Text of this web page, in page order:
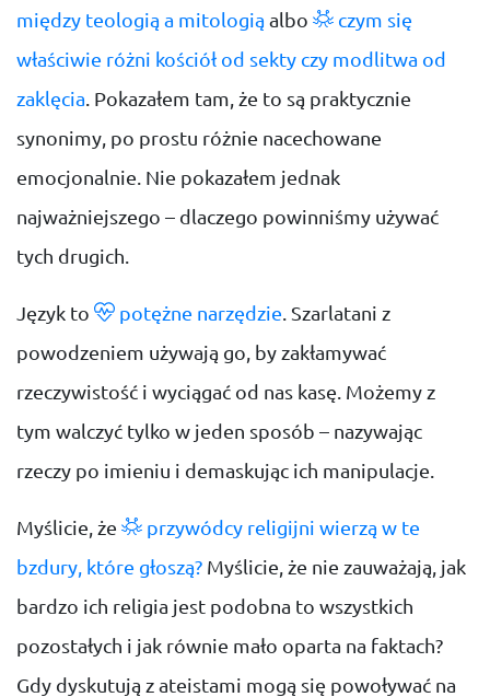
między teologią a mitologią albo
czym się
właściwie różni kościół od sekty czy modlitwa od
zaklęcia . Pokazałem tam, że to są praktycznie
synonimy, po prostu różnie nacechowane
emocjonalnie. Nie pokazałem jednak
najważniejszego – dlaczego powinniśmy używać
tych drugich.
Język to potężne narzędzie . Szarlatani z
powodzeniem używają go, by zakłamywać
rzeczywistość i wyciągać od nas kasę. Możemy z
tym walczyć tylko w jeden sposób – nazywając
rzeczy po imieniu i demaskując ich manipulacje.
Myślicie, że
przywódcy religijni wierzą w te
bzdury, które głoszą? Myślicie, że nie zauważają, jak
bardzo ich religia jest podobna to wszystkich
pozostałych i jak równie mało oparta na faktach?
Gdy dyskutują z ateistami mogą się powoływać na